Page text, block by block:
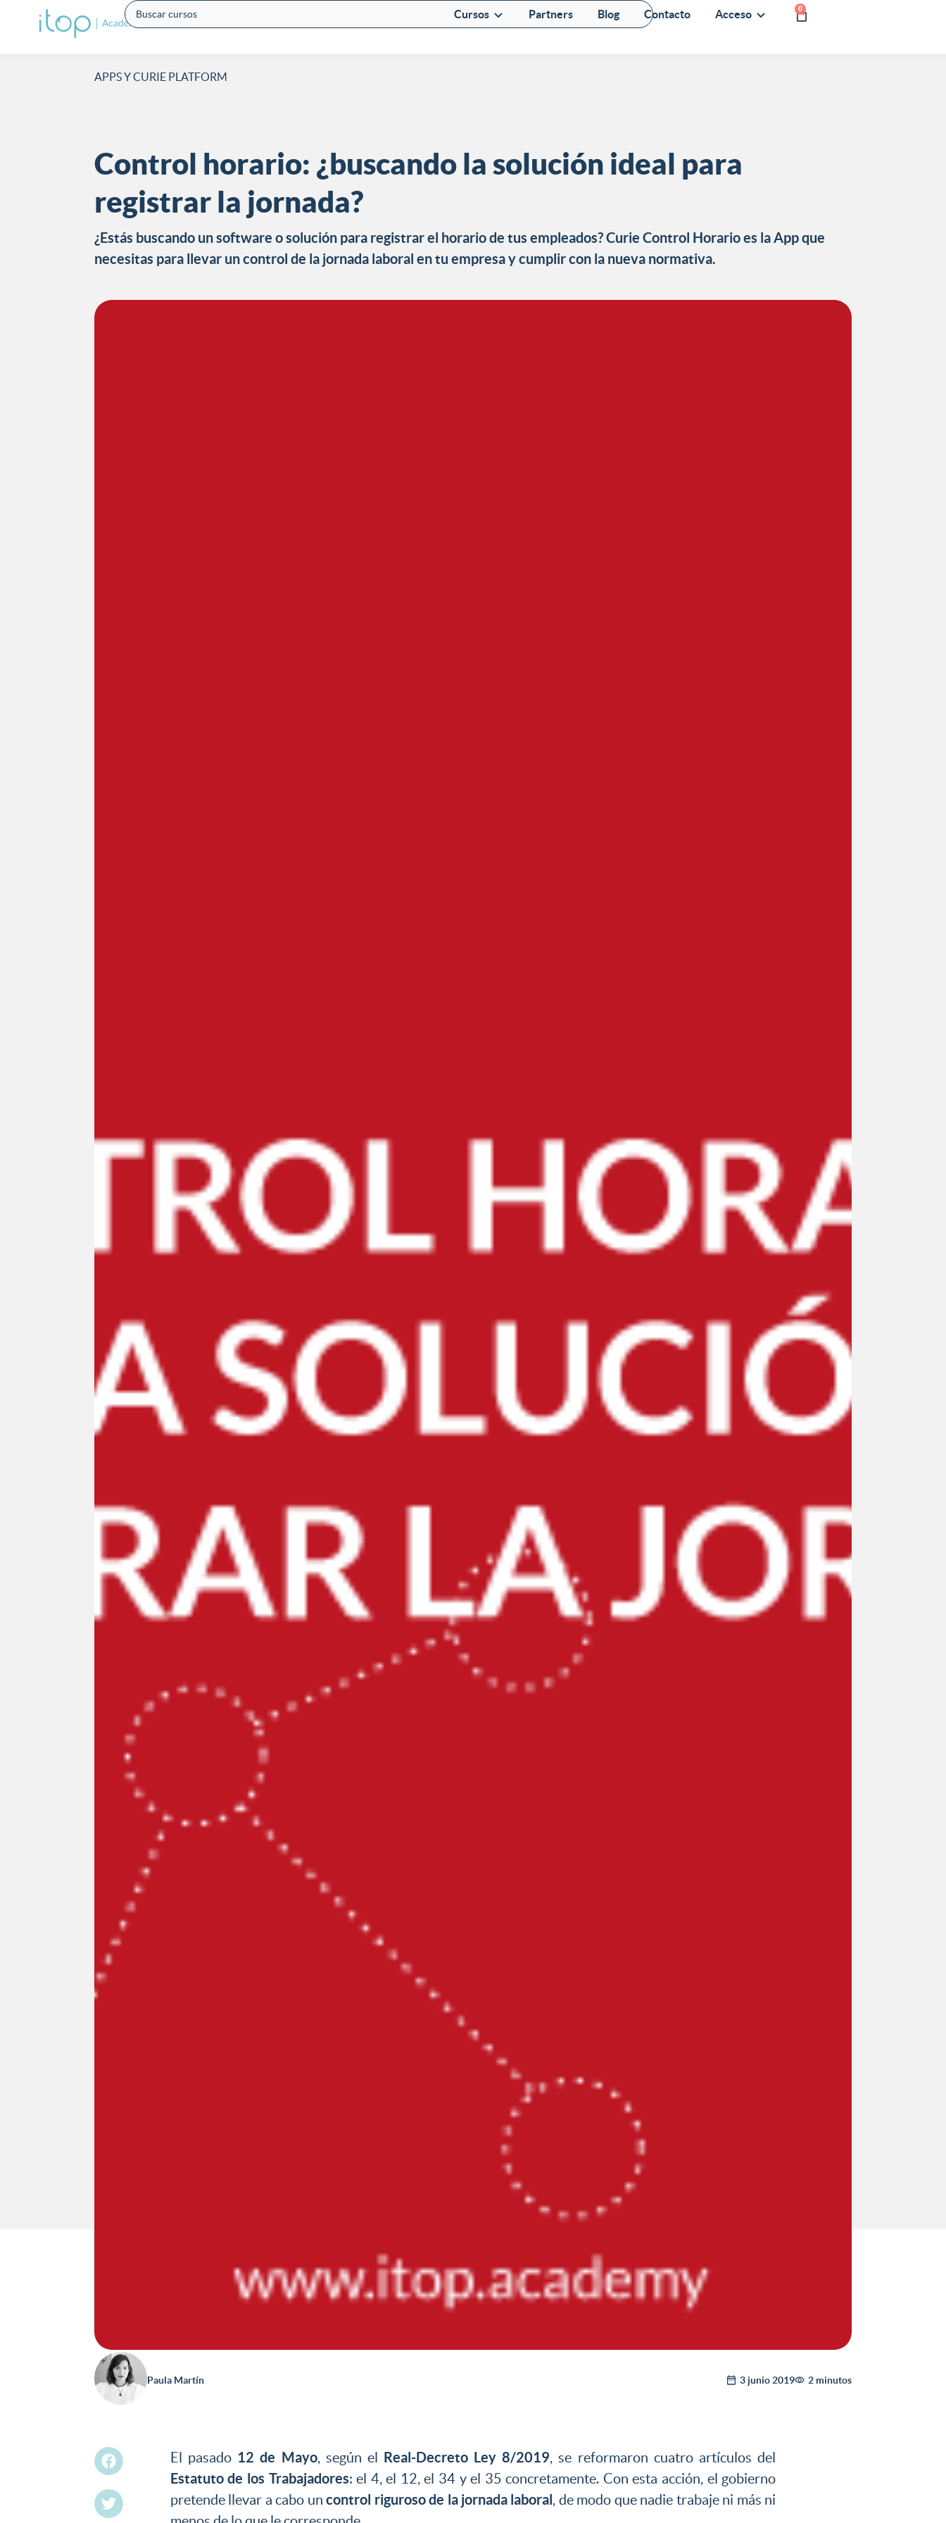
Cursos Partners Blog Contacto Acceso 0
APPS Y CURIE PLATFORM
Control horario: ¿buscando la solución ideal para
registrar la jornada?
¿Estás buscando un software o solución para registrar el horario de tus empleados? Curie Control Horario es la App que
necesitas para llevar un control de la jornada laboral en tu empresa y cumplir con la nueva normativa.
Paula Martín 3 junio 2019 2 minutos
El pasado 12 de Mayo, según el Real-Decreto Ley 8/2019, se reformaron cuatro artículos del
Estatuto de los Trabajadores: el 4, el 12, el 34 y el 35 concretamente. Con esta acción, el gobierno
pretende llevar a cabo uncontrol riguroso de la jornada laboral, de modo que nadie trabaje ni más ni